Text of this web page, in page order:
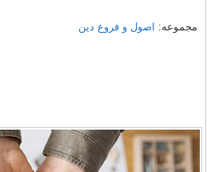
مجموعه: اصول و فروع دین